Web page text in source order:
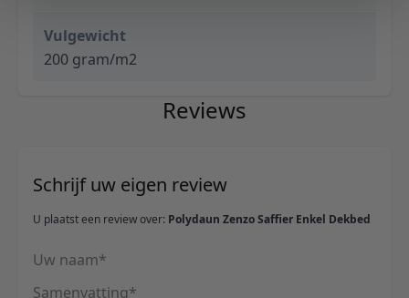
Reviews
Schrijf uw eigen review
U plaatst een review over: Polydaun Zenzo Saffier Enkel Dekbed
Uw naam
Samenvatting
Vulgewicht
200 gram/m2